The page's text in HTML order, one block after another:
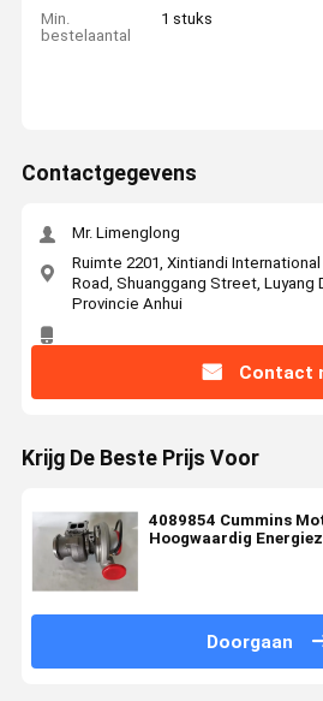
Min.
bestelaantal
1 stuks
Contactgegevens
Mr. Limenglong
Ruimte 2201, Xintiandi
Road, Shuanggang Street, Luyang
Provincie Anhui
Contact
Krijg De Beste Prijs Voor
4089854 Cummins
Hoogwaardig
Doorgaan